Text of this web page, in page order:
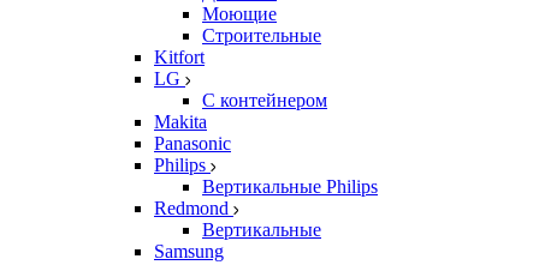
Моющие
Строительные
Kitfort
LG
С контейнером
Makita
Panasonic
Philips
Вертикальные Philips
Redmond
Вертикальные
Samsung